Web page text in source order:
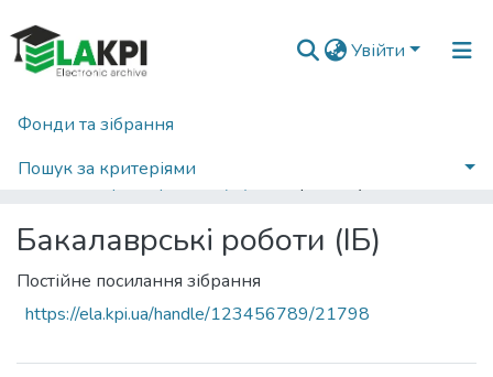
Увійти
Фонди та зібрання
Пошук за критеріями
Головна
Бакалаврські роботи (ІБ)
Бакалаврські роботи (ІБ)
Постійне посилання зібрання
https://ela.kpi.ua/handle/123456789/21798